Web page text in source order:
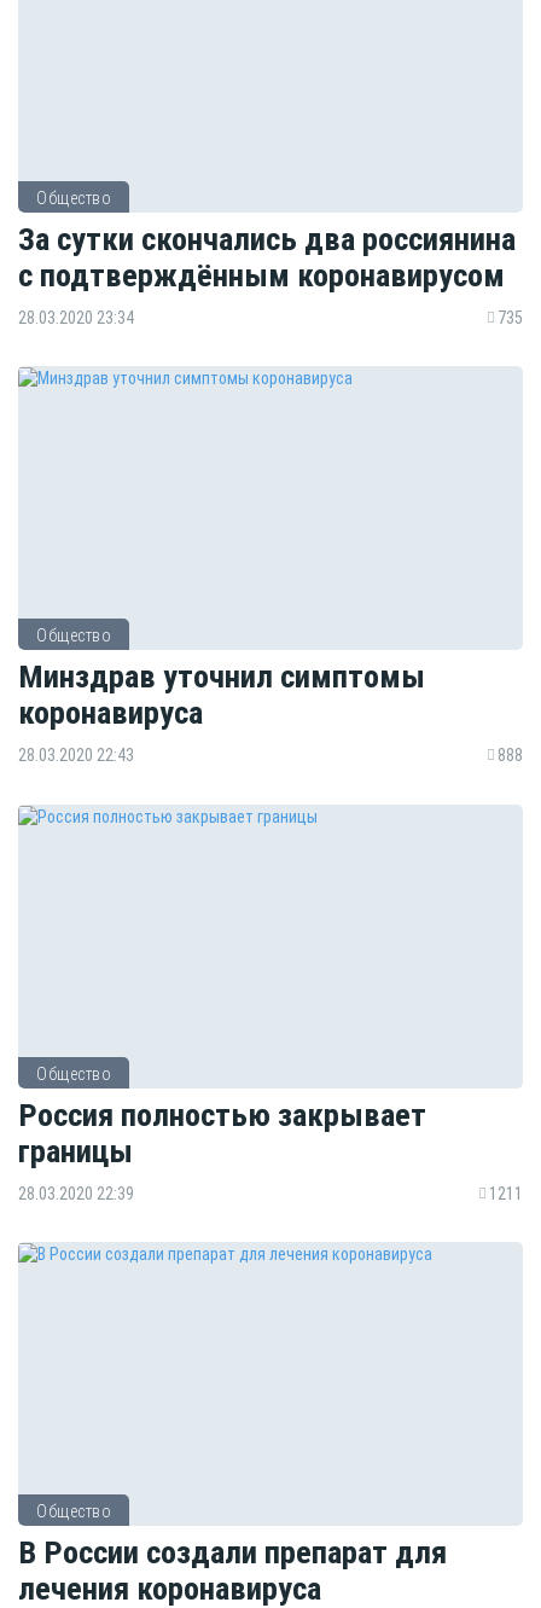
Общество
За сутки скончались два россиянина
с подтверждённым коронавирусом
28.03.2020 23:34 735
Общество
Минздрав уточнил симптомы
коронавируса
28.03.2020 22:43 888
Общество
Россия полностью закрывает
границы
28.03.2020 22:39 1211
Общество
В России создали препарат для
лечения коронавируса